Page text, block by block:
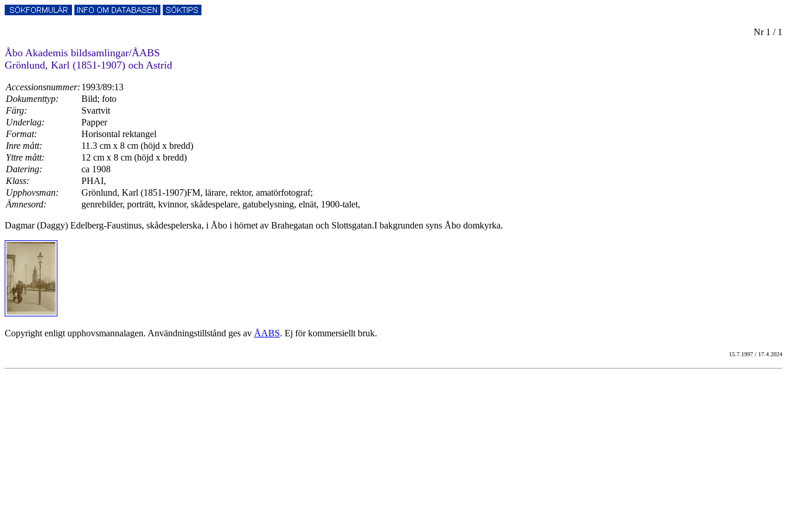
Nr 1 / 1
Åbo Akademis bildsamlingar/ÅABS
Grönlund, Karl (1851-1907) och Astrid
Accessionsnummer: 1993/89:13
Dokumenttyp:
Bild; foto
Färg:
Svartvit
Underlag:
Papper
Format:
Horisontal rektangel
Inre mått:
11.3 cm x 8 cm (höjd x bredd)
Yttre mått:
12 cm x 8 cm (höjd x bredd)
Datering:
ca 1908
Klass:
PHAI,
Upphovsman:
Grönlund, Karl (1851-1907)FM, lärare, rektor, amatörfotograf;
Ämnesord:
genrebilder, porträtt, kvinnor, skådespelare, gatubelysning, elnät, 1900-talet,
Dagmar (Daggy) Edelberg-Faustinus, skådespelerska, i Åbo i hörnet av Brahegatan och Slottsgatan.I bakgrunden syns Åbo domkyrka.
Copyright enligt upphovsmannalagen. Användningstillstånd ges av ÅABS. Ej för kommersiellt bruk.
15.7.1997 / 17.4.2024